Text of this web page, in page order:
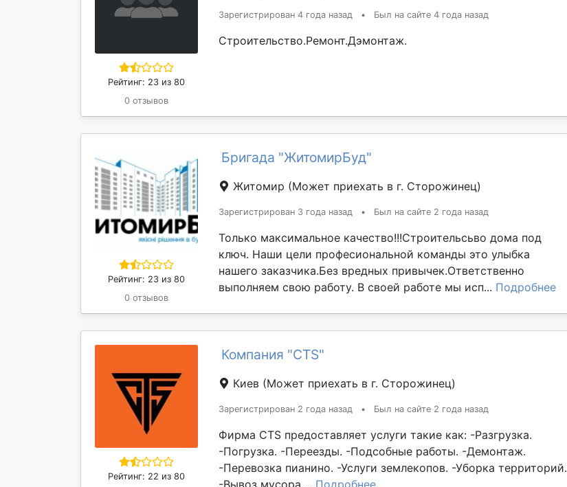
Рейтинг: 23 из 80
0 отзывов
Зарегистрирован 4 года назад • Был на сайте 4 года назад
Строительство.Ремонт.Дэмонтаж.
Рейтинг: 23 из 80
0 отзывов
Бригада "ЖитомирБуд"
Житомир (Может приехать в г. Сторожинец)
Зарегистрирован 3 года назад • Был на сайте 2 года назад
Только максимальное качество!!!Строительсьво дома под
ключ. Наши цели професиональной команды это улыбка
нашего заказчика.Без вредных привычек.Ответственно
выполняем свою работу. В своей работе мы исп... Подробнее
Рейтинг: 22 из 80
Компания "CTS"
Киев (Может приехать в г. Сторожинец)
Зарегистрирован 2 года назад • Был на сайте 2 года назад
Фирма CTS предоставляет услуги такие как: -Разгрузка.
-Погрузка. -Переезды. -Подсобные работы. -Демонтаж.
-Перевозка пианино. -Услуги землекопов. -Уборка территорий.
-Вывоз мусора.... Подробнее